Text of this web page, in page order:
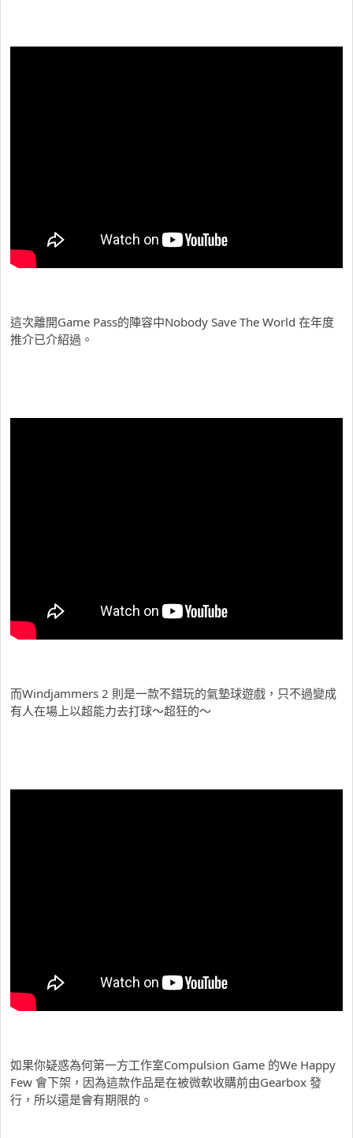
這次離開Game Pass的陣容中Nobody Save The World 在年度
推介已介紹過。
而Windjammers 2 則是一款不錯玩的氣墊球遊戲，只不過變成
有人在場上以超能力去打球～超狂的～
如果你疑惑為何第一方工作室Compulsion Game 的We Happy
Few 會下架，因為這款作品是在被微軟收購前由Gearbox 發
行，所以還是會有期限的。